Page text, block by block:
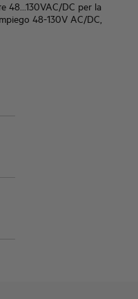
48...130VAC/DC per la
48-130V AC/DC,